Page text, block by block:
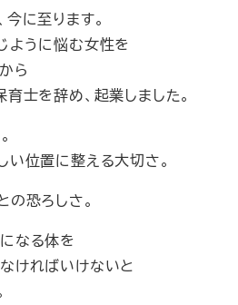
に至ります。
ように悩む女性を
ら
士を辞め、起業しました。
い位置に整える大切さ。
の恐ろしさ。
なる体を
ければいけないと